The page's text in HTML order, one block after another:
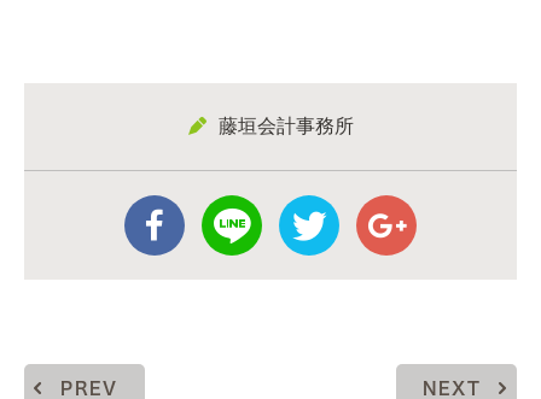
藤垣会計事務所
PREV NEXT